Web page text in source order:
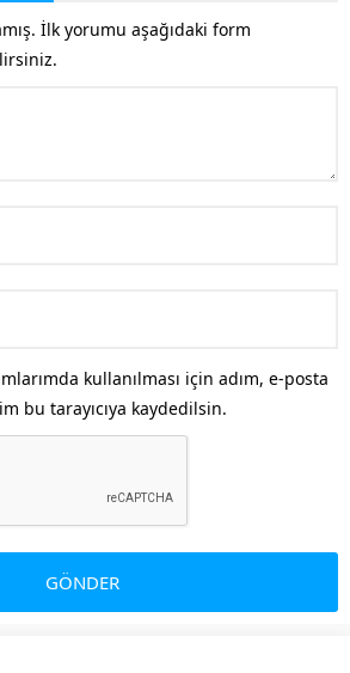
İlk yorumu aşağıdaki form
kullanılması için adım, e-posta
bu tarayıcıya kaydedilsin.